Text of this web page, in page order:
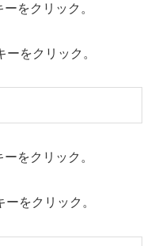
をクリック。
をクリック。
をクリック。
をクリック。